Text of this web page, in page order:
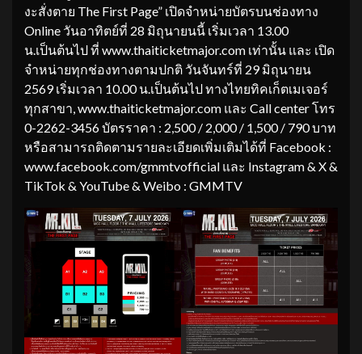
งะสั่งตาย The First Page” เปิดจำหน่ายบัตรบนช่องทาง
Online วันอาทิตย์ที่ 28 มิถุนายนนี้ เริ่มเวลา 13.00
น.เป็นต้นไป ที่ www.thaiticketmajor.com เท่านั้น และ เปิด
จำหน่ายทุกช่องทางตามปกติ วันจันทร์ที่ 29 มิถุนายน
2569 เริ่มเวลา 10.00 น.เป็นต้นไป ทางไทยทิคเก็ตเมเจอร์
ทุกสาขา, www.thaiticketmajor.com และ Call center โทร
0-2262-3456 บัตรราคา : 2,500 / 2,000 / 1,500 / 790 บาท
หรือสามารถติดตามรายละเอียดเพิ่มเติมได้ที่ Facebook :
www.facebook.com/gmmtvofficial และ Instagram & X &
TikTok & YouTube & Weibo : GMMTV